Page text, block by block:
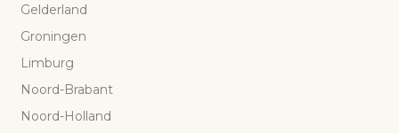
Gelderland
Groningen
Limburg
Noord-Brabant
Noord-Holland